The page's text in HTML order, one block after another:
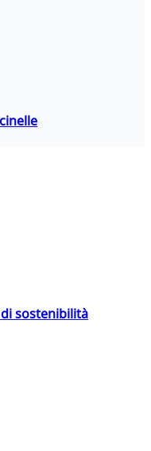
sostenibilità